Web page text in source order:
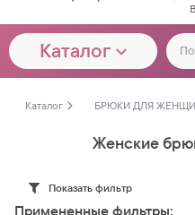
Каталог
Каталог БРЮКИ ДЛЯ
Женские
Показать фильтр
Примененные фильтры: